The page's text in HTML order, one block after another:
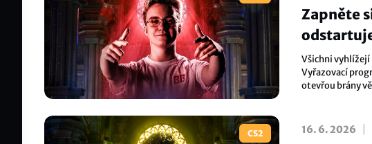
Zapněte
Všichni vyhlížejí
Vyřazovací
otevřou brány
CS2 16. 6. 2026